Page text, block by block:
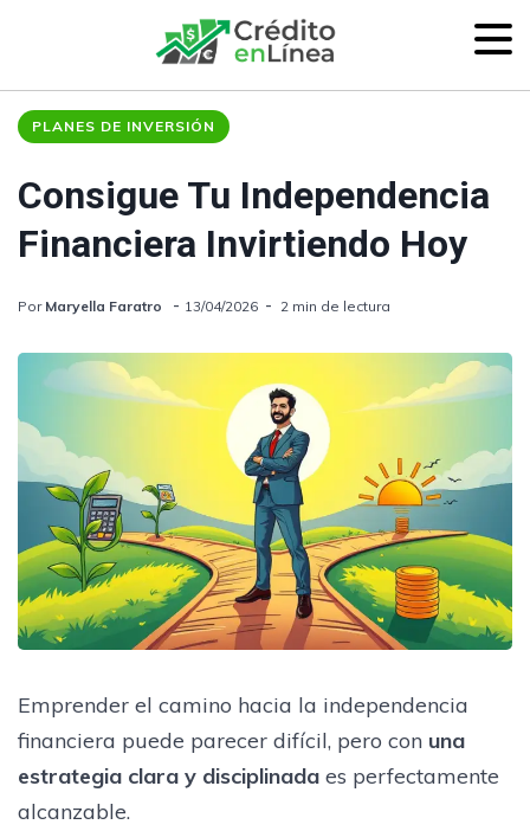
PLANES DE INVERSIÓN
Consigue Tu Independencia
Financiera Invirtiendo Hoy
Por Maryella Faratro 13/04/2026 2 min de lectura
Emprender el camino hacia la independencia
financiera puede parecer difícil, pero con una
estrategia clara y disciplinada es perfectamente
alcanzable.